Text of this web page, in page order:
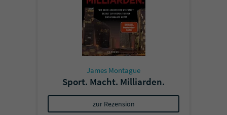
James Montague
Sport. Macht. Milliarden.
zur Rezension